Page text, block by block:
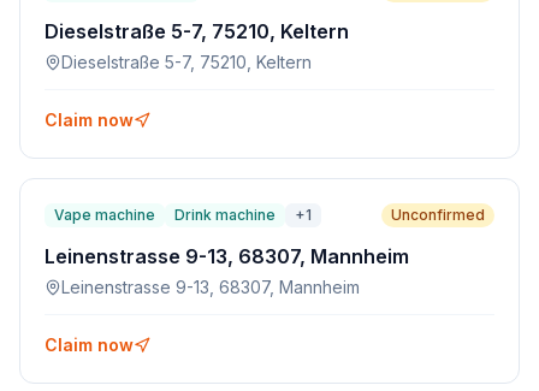
Dieselstraße 5-7, 75210, Keltern
Dieselstraße 5-7, 75210, Keltern
Claim now
Vape machine Drink machine +1 Unconfirmed
Leinenstrasse 9-13, 68307, Mannheim
Leinenstrasse 9-13, 68307, Mannheim
Claim now